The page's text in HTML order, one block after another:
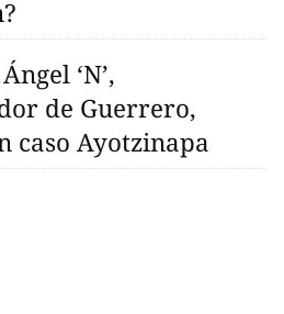
‘N’,
de Guerrero,
caso Ayotzinapa